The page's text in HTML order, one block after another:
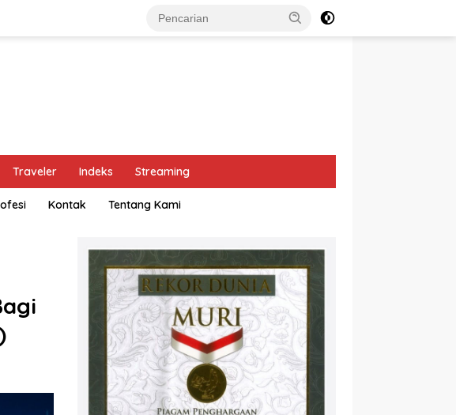
Traveler Indeks Streaming
Kontak Tentang Kami